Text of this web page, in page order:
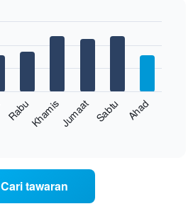
RabuKhamisJumaat Sabtu Ahad
Cari tawaran